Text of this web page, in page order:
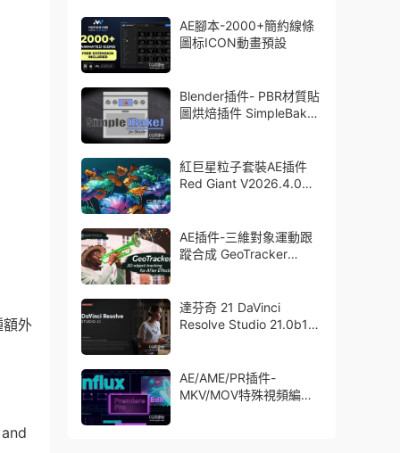
額外
AE腳本-2000+簡約線條
圖标ICON動畫預設
Blender插件- PBR材質貼
圖烘焙插件 SimpleBake
紅巨星粒子套裝AE插件
Red Giant V2026.4.0
Bullet + VFX Suit
AE插件-三維對象運動跟
蹤合成 GeoTracker
達芬奇 21 DaVinci
Resolve Studio 21.0b1
AE/AME/PR插件-
MKV/MOV特殊視頻編碼